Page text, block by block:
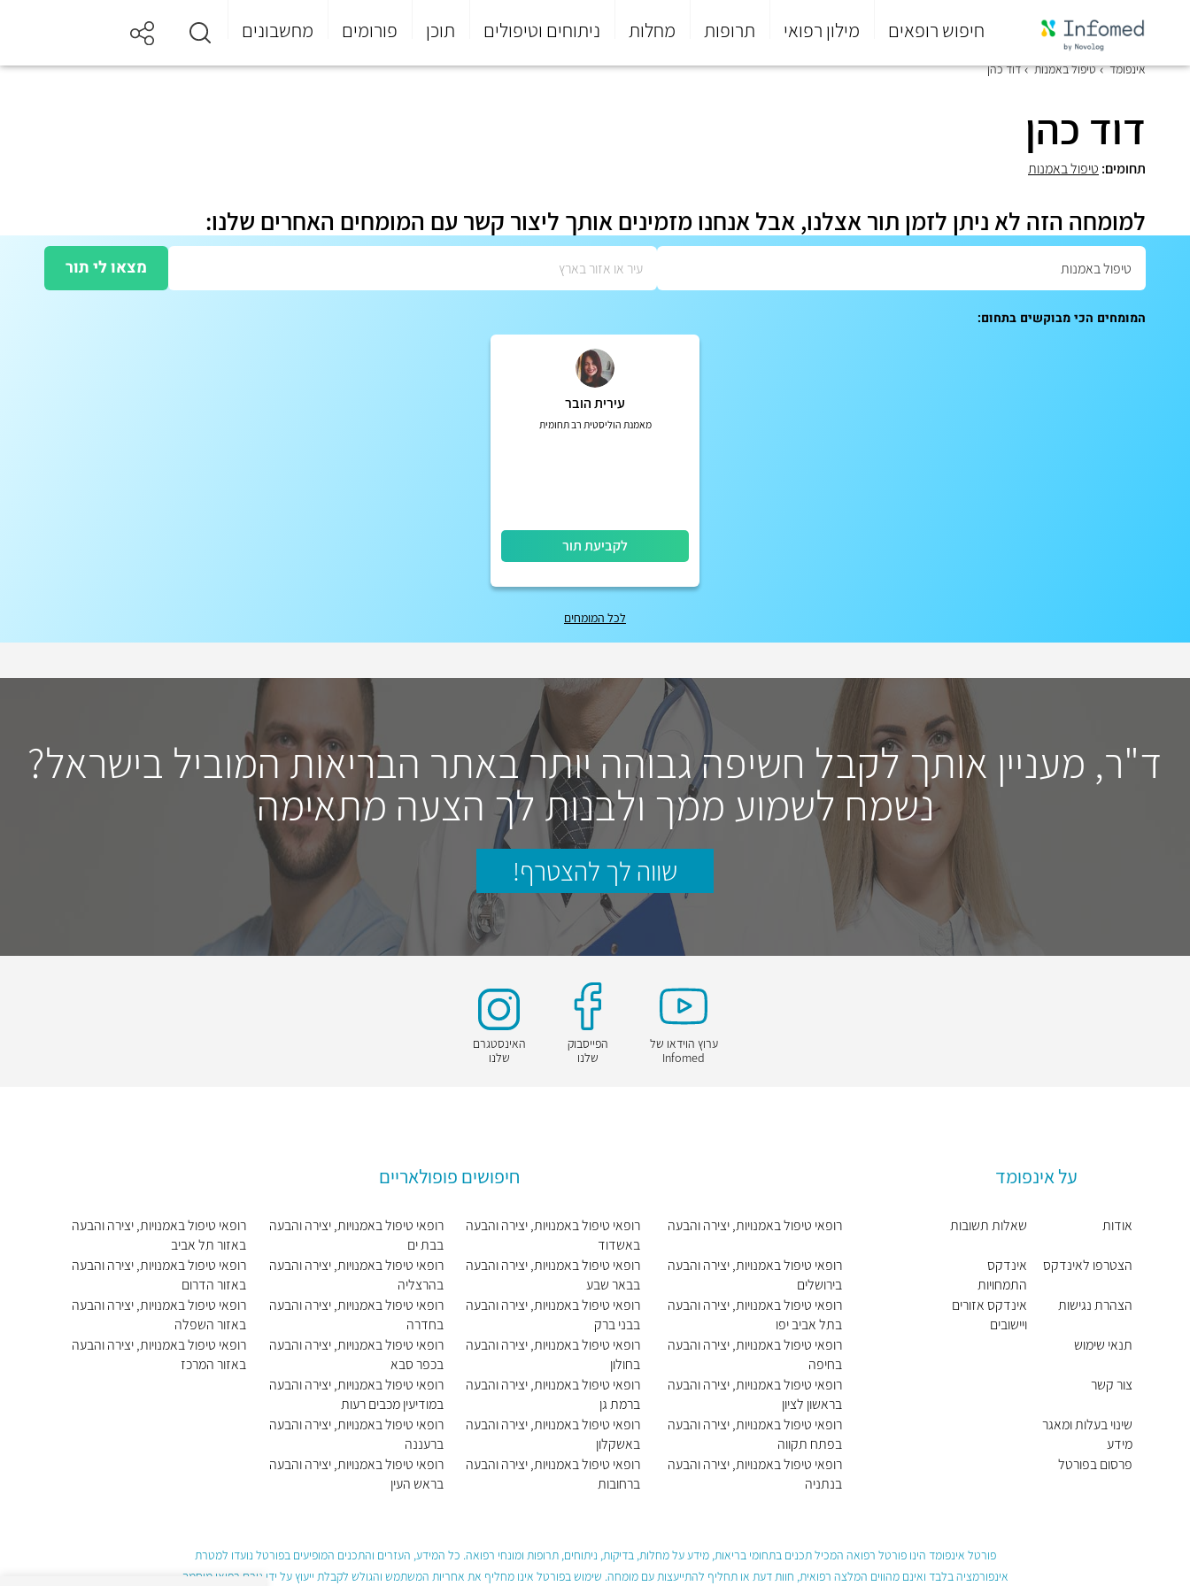
חיפוש רופאים מילון רפואי תרופות מחלות ניתוחים וטיפולים תוכן פורומים מחשבונים
סוף
התפריט
אינפומד טיפול באמנות דוד כהן
דוד כהן
תחומים: טיפול באמנות
למומחה הזה לא ניתן לזמן תור אצלנו, אבל אנחנו מזמינים אותך ליצור קשר עם המומחים האחרים שלנו:
מצאו לי תור
המומחים הכי מבוקשים בתחום:
עירית הובר
מאמנת הוליסטית רב תחומית
לקביעת תור
לכל המומחים
ד"ר, מעניין אותך לקבל חשיפה גבוהה יותר באתר הבריאות המוביל בישראל?
נשמח לשמוע ממך ולבנות לך הצעה מתאימה
שווה לך להצטרף!
ערוץ הוידאו של
Infomed
הפייסבוק
שלנו
האינסטגרם
שלנו
על אינפומד
אודות
הצטרפו לאינדקס
הצהרת נגישות
תנאי שימוש
צור קשר
שינוי בעלות ומאגר
מידע
פרסום בפורטל
שאלות תשובות
אינדקס
התמחויות
ראשיות
אינדקס אזורים
ויישובים
חיפושים פופולאריים
רופאי טיפול באמנויות, יצירה והבעה
רופאי טיפול באמנויות, יצירה והבעה
בירושלים
רופאי טיפול באמנויות, יצירה והבעה
בתל אביב יפו
רופאי טיפול באמנויות, יצירה והבעה
בחיפה
רופאי טיפול באמנויות, יצירה והבעה
בראשון לציון
רופאי טיפול באמנויות, יצירה והבעה
בפתח תקווה
רופאי טיפול באמנויות, יצירה והבעה
בנתניה
רופאי טיפול באמנויות, יצירה והבעה
באשדוד
רופאי טיפול באמנויות, יצירה והבעה
בבאר שבע
רופאי טיפול באמנויות, יצירה והבעה
בבני ברק
רופאי טיפול באמנויות, יצירה והבעה
בחולון
רופאי טיפול באמנויות, יצירה והבעה
ברמת גן
רופאי טיפול באמנויות, יצירה והבעה
באשקלון
רופאי טיפול באמנויות, יצירה והבעה
ברחובות
רופאי טיפול באמנויות, יצירה והבעה
בבת ים
רופאי טיפול באמנויות, יצירה והבעה
בהרצליה
רופאי טיפול באמנויות, יצירה והבעה
בחדרה
רופאי טיפול באמנויות, יצירה והבעה
בכפר סבא
רופאי טיפול באמנויות, יצירה והבעה
במודיעין מכבים רעות
רופאי טיפול באמנויות, יצירה והבעה
ברעננה
רופאי טיפול באמנויות, יצירה והבעה
בראש העין
רופאי טיפול באמנויות, יצירה והבעה
באזור תל אביב
רופאי טיפול באמנויות, יצירה והבעה
באזור הדרום
רופאי טיפול באמנויות, יצירה והבעה
באזור השפלה
רופאי טיפול באמנויות, יצירה והבעה
באזור המרכז
פורטל אינפומד הינו פורטל רפואה המכיל תכנים בתחומי בריאות, מידע על מחלות, בדיקות, ניתוחים, תרופות ומונחי רפואה. כל המידע, העזרים והתכנים המופיעים בפורטל נועדו למטרת
אינפורמציה בלבד ואינם מהווים המלצה רפואית, חוות דעת או תחליף להתייעצות עם מומחה. שימוש בפורטל אינו מחליף את אחריות המשתמש והגולש לקבלת ייעוץ על ידי גורם רפואי מוסמך